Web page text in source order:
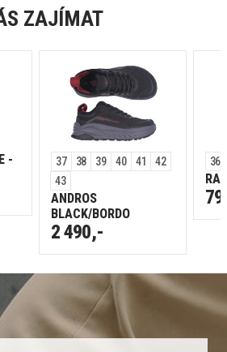
ZAJÍMAT
-
37 38 39 40 41
42
43
ANDROS
BLACK/BORDO
2 490,-
36